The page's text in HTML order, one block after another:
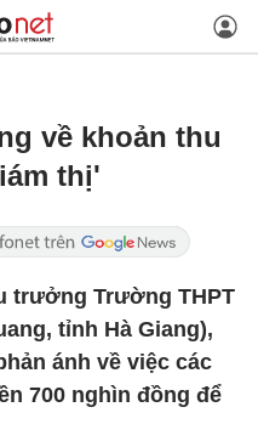
về khoản thu
thị'
trưởng Trường THPT
tỉnh Hà Giang),
ánh về việc các
700 nghìn đồng để